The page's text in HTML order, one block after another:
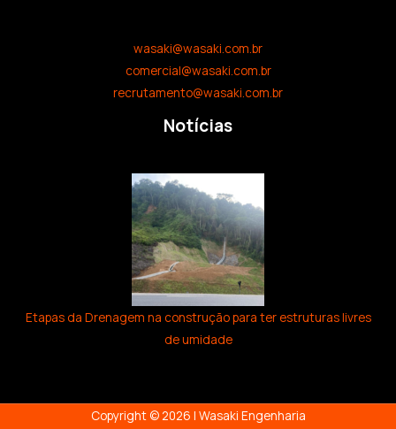
wasaki@wasaki.com.br
comercial@wasaki.com.br
recrutamento@wasaki.com.br
Notícias
Etapas da Drenagem na construção para ter estruturas livres
de umidade
Copyright © 2026 | Wasaki Engenharia